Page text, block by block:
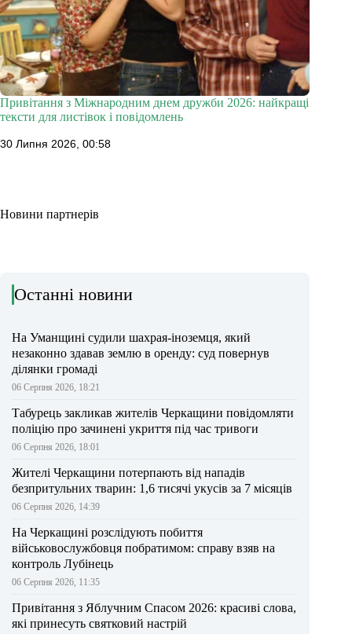
Привітання з Міжнародним днем дружби 2026: найкращі
тексти для листівок і повідомлень
30 Липня 2026, 00:58
Новини партнерів
Останні новини
На Уманщині судили шахрая-іноземця, який
незаконно здавав землю в оренду: суд повернув
ділянки громаді
06 Серпня 2026, 18:21
Табурець закликав жителів Черкащини повідомляти
поліцію про зачинені укриття під час тривоги
06 Серпня 2026, 18:01
Жителі Черкащини потерпають від нападів
безпритульних тварин: 1,6 тисячі укусів за 7 місяців
06 Серпня 2026, 14:39
На Черкащині розслідують побиття
військовослужбовця побратимом: справу взяв на
контроль Лубінець
06 Серпня 2026, 11:35
Привітання з Яблучним Спасом 2026: красиві слова,
які принесуть святковий настрій